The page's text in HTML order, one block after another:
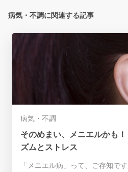
病気・不調に関連する記事
病気・不調
そのめまい、メニエルかも
ズムとストレス
「メニエル病」って、ご存知で